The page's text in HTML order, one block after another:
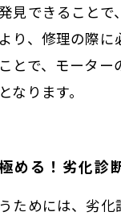
見できること
り、修理の際
とで、モータ
ります。
める！劣化診
ためには、劣